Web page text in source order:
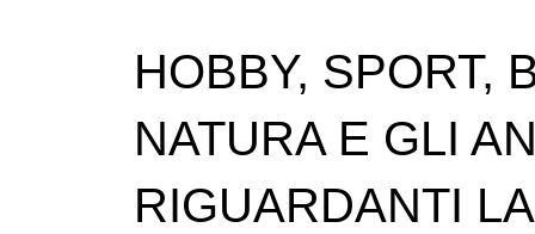
HOBBY, SPORT,
NATURA E GLI
RIGUARDANTI